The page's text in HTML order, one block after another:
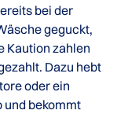
bei der
geguckt,
Kaution zahlen
Dazu hebt
oder ein
und bekommt